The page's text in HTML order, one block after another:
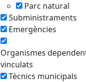
Parc natural
Subministraments
Emergències
Organismes
vinculats
Tècnics municipals